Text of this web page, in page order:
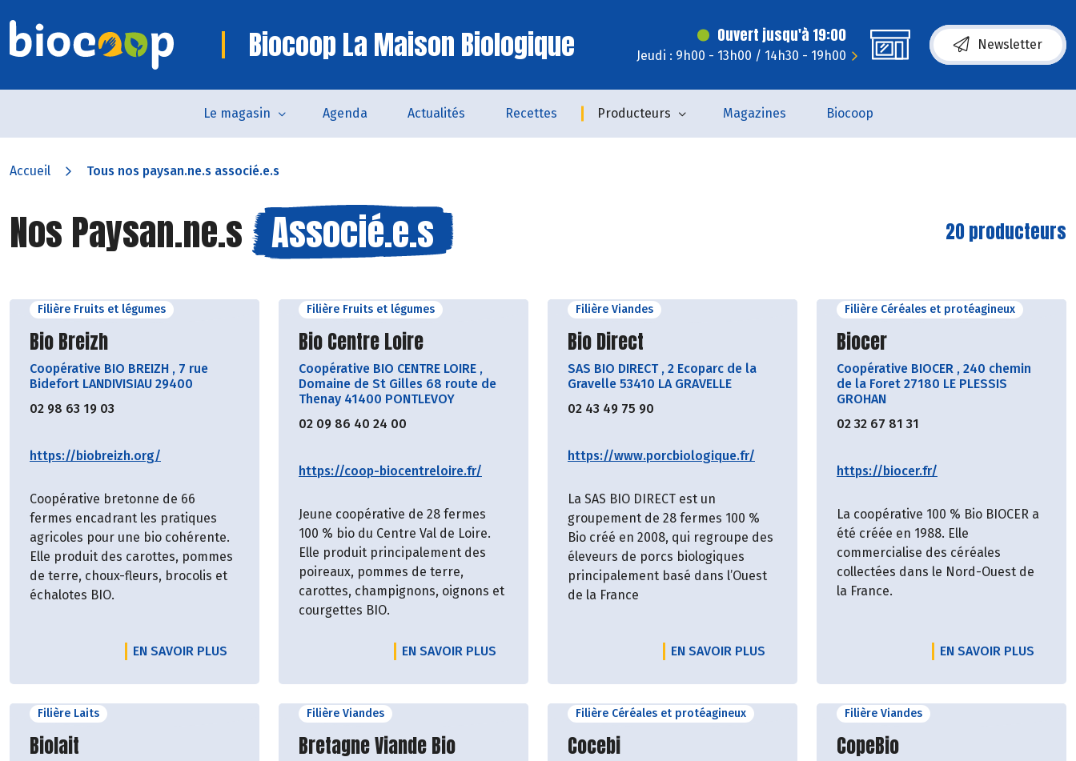
Biocoop La Maison Biologique Ouvert jusqu'à 19:00
Jeudi : 9h00 - 13h00 / 14h30 - 19h00
Newsletter
Le magasin Agenda Actualités Recettes Producteurs Magazines Biocoop
Accueil Tous nos paysan.ne.s associé.e.s
Nos Paysan.ne.s Associé.e.s 20 producteurs
Filière Fruits et légumes
Découvrir le producteur
Bio Breizh
Coopérative BIO BREIZH , 7 rue
Bidefort LANDIVISIAU 29400
02 98 63 19 03
https://biobreizh.org/
Coopérative bretonne de 66
fermes encadrant les pratiques
agricoles pour une bio cohérente.
Elle produit des carottes, pommes
de terre, choux-fleurs, brocolis et
échalotes BIO.
EN SAVOIR PLUS
Filière Fruits et légumes
Découvrir le producteur
Bio Centre Loire
Coopérative BIO CENTRE LOIRE ,
Domaine de St Gilles 68 route de
Thenay 41400 PONTLEVOY
02 09 86 40 24 00
https://coop-biocentreloire.fr/
Jeune coopérative de 28 fermes
100 % bio du Centre Val de Loire.
Elle produit principalement des
poireaux, pommes de terre,
carottes, champignons, oignons et
courgettes BIO.
EN SAVOIR PLUS
Filière Viandes
Découvrir le producteur
Bio Direct
SAS BIO DIRECT , 2 Ecoparc de la
Gravelle 53410 LA GRAVELLE
02 43 49 75 90
https://www.porcbiologique.fr/
La SAS BIO DIRECT est un
groupement de 28 fermes 100 %
Bio créé en 2008, qui regroupe des
éleveurs de porcs biologiques
principalement basé dans l’Ouest
de la France
EN SAVOIR PLUS
Filière Céréales et protéagineux
Découvrir le producteur
Biocer
Coopérative BIOCER , 240 chemin
de la Foret 27180 LE PLESSIS
GROHAN
02 32 67 81 31
https://biocer.fr/
La coopérative 100 % Bio BIOCER a
été créée en 1988. Elle
commercialise des céréales
collectées dans le Nord-Ouest de
la France.
EN SAVOIR PLUS
Filière Laits
Découvrir le producteur
Biolait
Filière Viandes
Découvrir le producteur
Bretagne Viande Bio
Filière Céréales et protéagineux
Découvrir le producteur
Cocebi
Filière Viandes
Découvrir le producteur
CopeBio